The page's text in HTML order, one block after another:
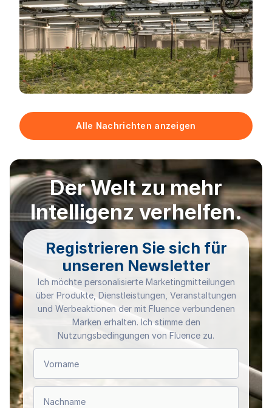
Alle Nachrichten anzeigen
Der Welt zu mehr
Intelligenz verhelfen.
Registrieren Sie sich für
unseren Newsletter
Ich möchte personalisierte Marketingmitteilungen
über Produkte, Dienstleistungen, Veranstaltungen
und Werbeaktionen der mit Fluence verbundenen
Marken erhalten. Ich stimme den
Nutzungsbedingungen von Fluence zu.